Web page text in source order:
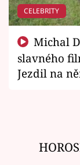
CELEBRITY
slavného
Jezdil na